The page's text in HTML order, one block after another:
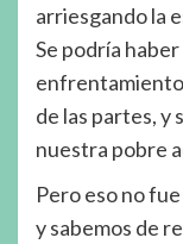
arriesgando la
Se podría
de las partes, y
nuestra pobre
Pero eso no
y sabemos de